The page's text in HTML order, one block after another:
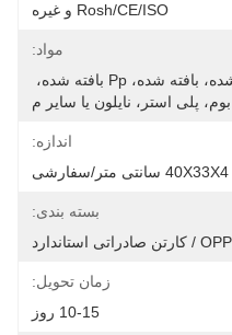
Rosh/CE/ISO و غیره
مواد:
بوم، پلی استر، نایلون یا سایر م
اندازه:
40X33X4 سانتی متر/سفارشی
بسته بندی:
زمان تحویل:
10-15 روز